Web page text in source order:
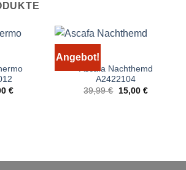
€Aktueller
Angebot!
Ascafa Nachthemd
A2422104
39,99€
Ursprünglicher
15,00 €Aktueller